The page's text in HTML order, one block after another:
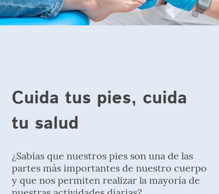
Cuida tus pies, cuida
tu salud
¿Sabías que nuestros pies son una de las
partes más importantes de nuestro cuerpo
y que nos permiten realizar la mayoría de